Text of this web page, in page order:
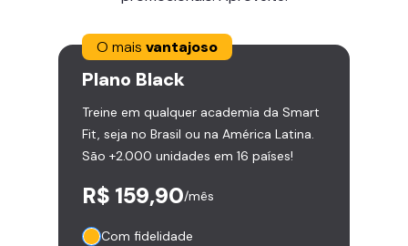
O mais vantajoso
Plano Black
Treine em qualquer academia da Smart
Fit, seja no Brasil ou na América Latina.
São +2.000 unidades em 16 países!
R$ 159,90/mês
Com fidelidade